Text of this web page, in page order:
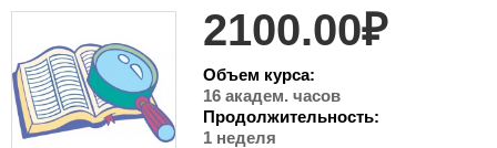
2100.00₽
Объем курса:
16 академ. часов
Продолжительность:
1 неделя